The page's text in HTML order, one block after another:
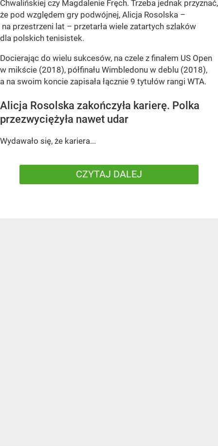
Chwalińskiej czy Magdalenie Fręch. Trzeba jednak przyznać,
że pod względem gry podwójnej, Alicja Rosolska –
na przestrzeni lat – przetarła wiele zatartych szlaków
dla polskich tenisistek.
Docierając do wielu sukcesów, na czele z finałem US Open
w mikście (2018), półfinału Wimbledonu w deblu (2018),
a na swoim koncie zapisała łącznie 9 tytułów rangi WTA.
Alicja Rosolska zakończyła karierę. Polka
przezwyciężyła nawet udar
Wydawało się, że kariera...
CZYTAJ DALEJ